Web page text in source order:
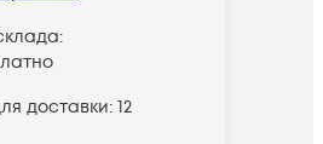
доставки: 12